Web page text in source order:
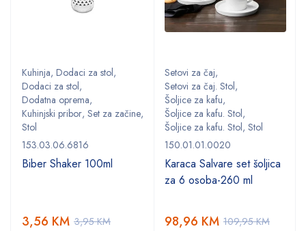
Kuhinja, Dodaci za stol,
Dodaci za stol,
Dodatna oprema,
Kuhinjski pribor, Set za začine,
Stol
153.03.06.6816
Biber Shaker 100ml
3,95KM
3,56 KM
Setovi za čaj,
Setovi za čaj. Stol,
Šoljice za kafu,
Šoljice za kafu. Stol,
Šoljice za kafu. Stol, Stol
150.01.01.0020
Karaca Salvare set šoljica
za 6 osoba-260 ml
109,95KM
98,96 KM